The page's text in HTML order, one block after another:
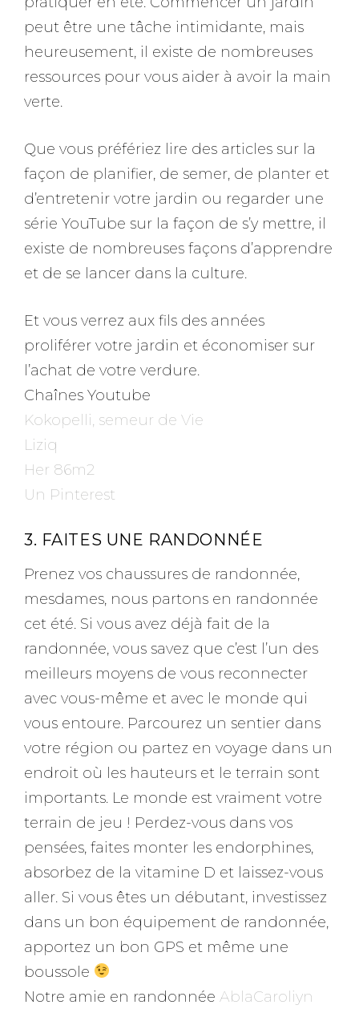
peut être une tâche intimidante, mais
heureusement, il existe de nombreuses
ressources pour vous aider à avoir la main
verte.
Que vous préfériez lire des articles sur la
façon de planifier, de semer, de planter et
d’entretenir votre jardin ou regarder une
série YouTube sur la façon de s’y mettre, il
existe de nombreuses façons d’apprendre
et de se lancer dans la culture.
Et vous verrez aux fils des années
proliférer votre jardin et économiser sur
l’achat de votre verdure.
Chaînes Youtube
Kokopelli, semeur de Vie
Liziq
Her 86m2
Un Pinterest
3. FAITES UNE RANDONNÉE
Prenez vos chaussures de randonnée,
mesdames, nous partons en randonnée
cet été. Si vous avez déjà fait de la
randonnée, vous savez que c’est l’un des
meilleurs moyens de vous reconnecter
avec vous-même et avec le monde qui
vous entoure. Parcourez un sentier dans
votre région ou partez en voyage dans un
endroit où les hauteurs et le terrain sont
importants. Le monde est vraiment votre
terrain de jeu ! Perdez-vous dans vos
pensées, faites monter les endorphines,
absorbez de la vitamine D et laissez-vous
aller. Si vous êtes un débutant, investissez
dans un bon équipement de randonnée,
apportez un bon GPS et même une
boussole
Notre amie en randonnée AblaCaroliyn